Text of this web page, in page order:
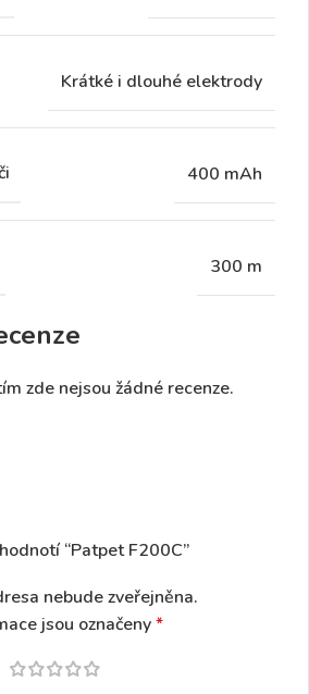
Krátké i dlouhé elektrody
400 mAh
300 m
zde nejsou žádné recenze.
“Patpet F200C”
nebude zveřejněna.
jsou označeny*